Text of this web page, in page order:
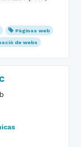
Pàginas web
de webs